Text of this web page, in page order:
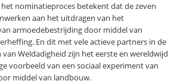
nominatieproces betekent dat de zeven
aan het uitdragen van het
armoedebestrijding door middel van
En dit met vele actieve partners in de
van Weldadigheid zijn het eerste en wereldwijd
voorbeeld van een sociaal experiment van
middel van landbouw.